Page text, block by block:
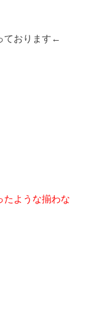
ております←
たような揃わな